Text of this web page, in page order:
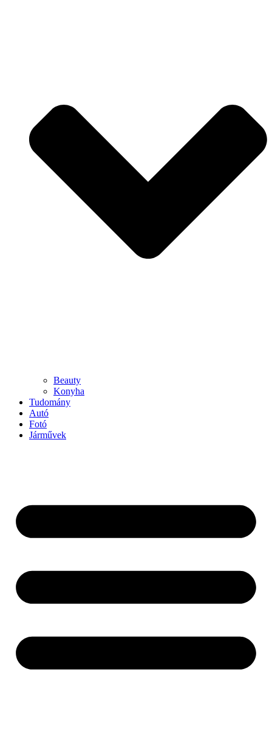
Beauty
Konyha
Tudomány
Autó
Fotó
Járművek